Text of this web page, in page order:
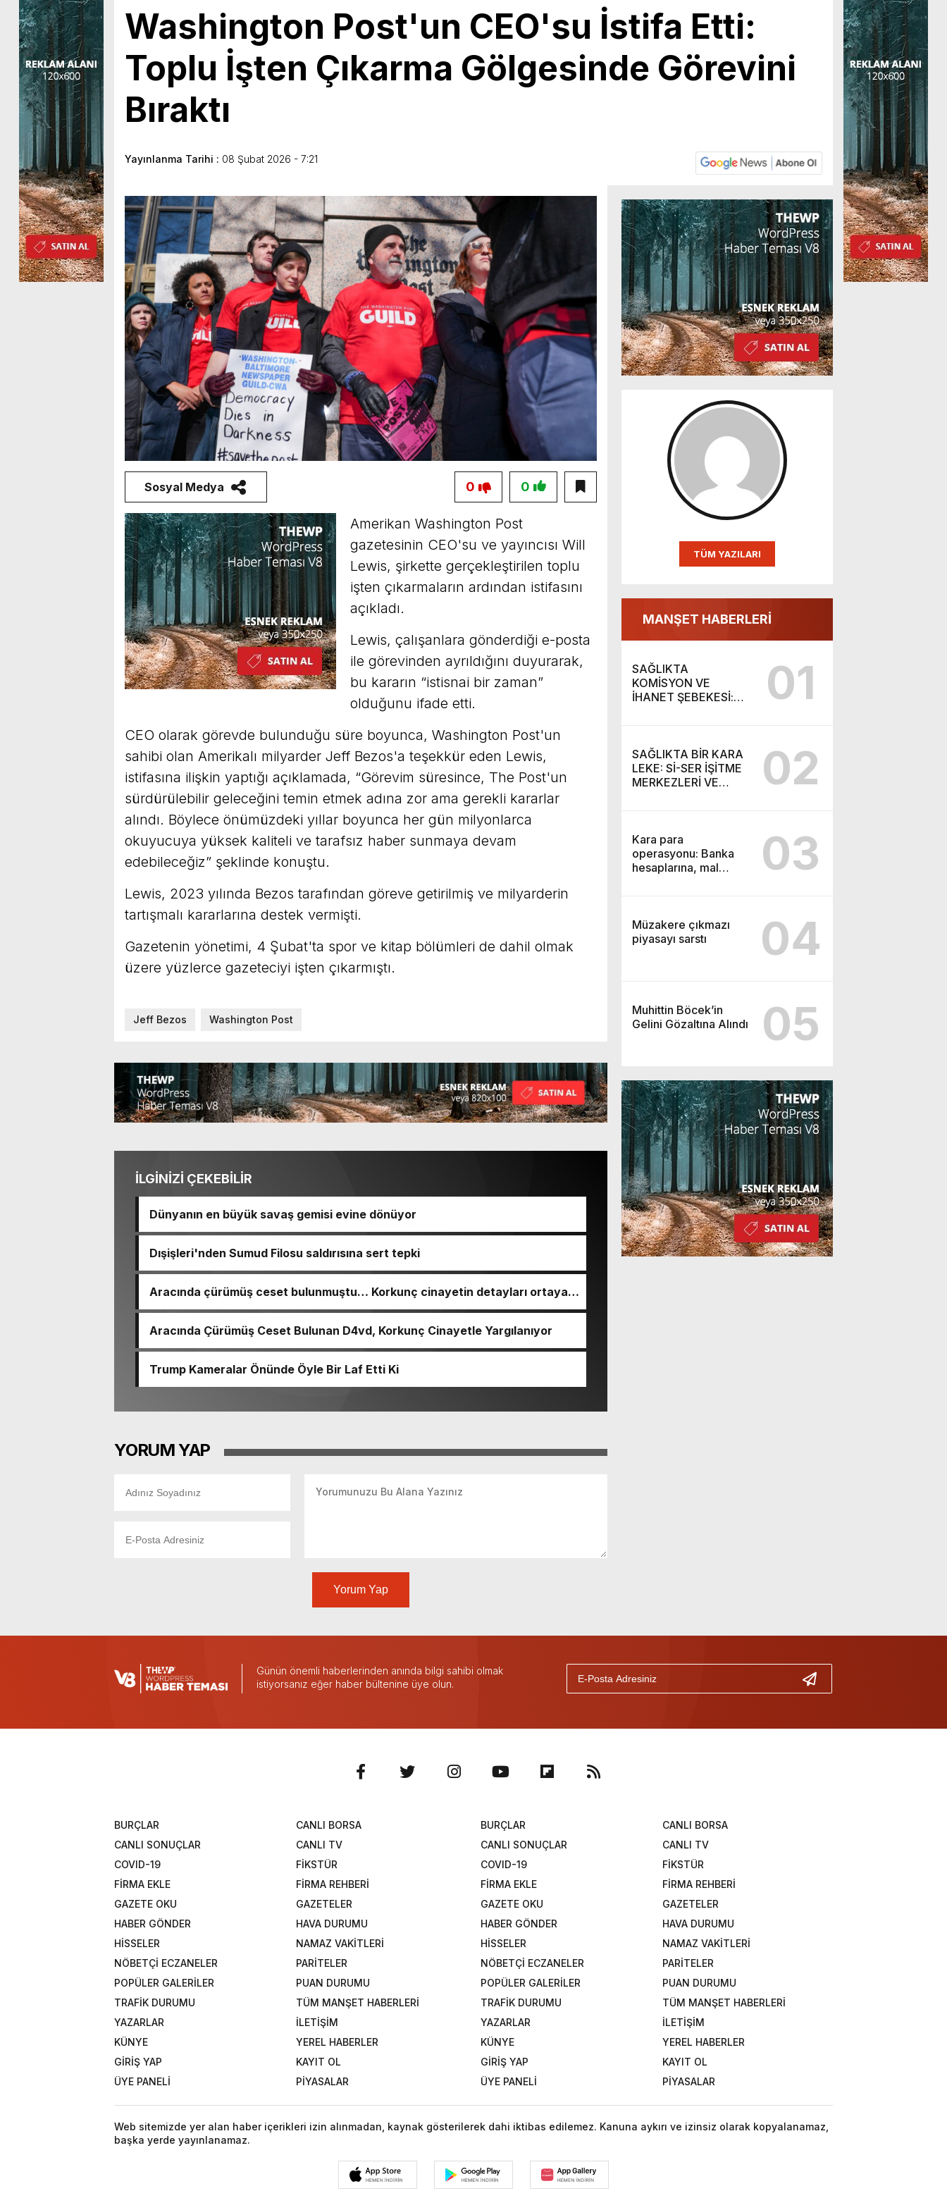
Washington Post'un CEO'su İstifa Etti:
Toplu İşten Çıkarma Gölgesinde Görevini
Bıraktı
Yayınlanma Tarihi : 08 Şubat 2026 - 7:21
TÜM YAZILARI
MANŞET HABERLERİ
SAĞLIKTA
KOMİSYON VE
İHANET ŞEBEKESİ:
VURGUNU!
01
SAĞLIKTA BİR KARA
LEKE: Sİ-SER İŞİTME
MERKEZLERİ VE
02
Kara para
operasyonu: Banka
hesaplarına, mal
03
Müzakere çıkmazı
piyasayı sarstı
04
Muhittin Böcek’in
Gelini Gözaltına Alındı
05
Sosyal Medya 0
0
Amerikan Washington Post
gazetesinin CEO'su ve yayıncısı Will
Lewis, şirkette gerçekleştirilen toplu
işten çıkarmaların ardından istifasını
açıkladı.
Lewis, çalışanlara gönderdiği e-posta
ile görevinden ayrıldığını duyurarak,
bu kararın “istisnai bir zaman”
olduğunu ifade etti.
CEO olarak görevde bulunduğu süre boyunca, Washington Post'un
sahibi olan Amerikalı milyarder Jeff Bezos'a teşekkür eden Lewis,
istifasına ilişkin yaptığı açıklamada, “Görevim süresince, The Post'un
sürdürülebilir geleceğini temin etmek adına zor ama gerekli kararlar
alındı. Böylece önümüzdeki yıllar boyunca her gün milyonlarca
okuyucuya yüksek kaliteli ve tarafsız haber sunmaya devam
edebileceğiz” şeklinde konuştu.
Lewis, 2023 yılında Bezos tarafından göreve getirilmiş ve milyarderin
tartışmalı kararlarına destek vermişti.
Gazetenin yönetimi, 4 Şubat'ta spor ve kitap bölümleri de dahil olmak
üzere yüzlerce gazeteciyi işten çıkarmıştı.
Jeff Bezos Washington Post
İLGİNİZİ ÇEKEBİLİR
Dünyanın en büyük savaş gemisi evine dönüyor
Dışişleri'nden Sumud Filosu saldırısına sert tepki
Aracında çürümüş ceset bulunmuştu… Korkunç cinayetin detayları ortaya
çıktı
Aracında Çürümüş Ceset Bulunan D4vd, Korkunç Cinayetle Yargılanıyor
Trump Kameralar Önünde Öyle Bir Laf Etti Ki
YORUM YAP
Yorum Yap
Günün önemli haberlerinden anında bilgi sahibi olmak
istiyorsanız eğer haber bültenine üye olun.
BURÇLAR
CANLI BORSA
CANLI SONUÇLAR
CANLI TV
COVID-19
FİKSTÜR
FİRMA EKLE
FİRMA REHBERİ
GAZETE OKU
GAZETELER
HABER GÖNDER
HAVA DURUMU
HİSSELER
NAMAZ VAKİTLERİ
NÖBETÇİ ECZANELER
PARİTELER
POPÜLER GALERİLER
PUAN DURUMU
TRAFİK DURUMU
TÜM MANŞET HABERLERİ
YAZARLAR
İLETİŞİM
KÜNYE
YEREL HABERLER
GİRİŞ YAP
KAYIT OL
ÜYE PANELİ
PİYASALAR
BURÇLAR
CANLI BORSA
CANLI SONUÇLAR
CANLI TV
COVID-19
FİKSTÜR
FİRMA EKLE
FİRMA REHBERİ
GAZETE OKU
GAZETELER
HABER GÖNDER
HAVA DURUMU
HİSSELER
NAMAZ VAKİTLERİ
NÖBETÇİ ECZANELER
PARİTELER
POPÜLER GALERİLER
PUAN DURUMU
TRAFİK DURUMU
TÜM MANŞET HABERLERİ
YAZARLAR
İLETİŞİM
KÜNYE
YEREL HABERLER
GİRİŞ YAP
KAYIT OL
ÜYE PANELİ
PİYASALAR
Web sitemizde yer alan haber içerikleri izin alınmadan, kaynak gösterilerek dahi iktibas edilemez. Kanuna aykırı ve izinsiz olarak kopyalanamaz,
başka yerde yayınlanamaz.